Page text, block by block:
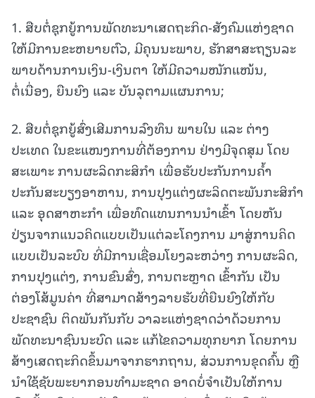
1. ສືບຕໍ່ຊຸກຍູ້ການພັດທະນາເສດຖະກິດ-ສັງຄົມແຫ່ງຊາດ
ໃຫ້ມີການຂະຫຍາຍຕົວ, ມີຄຸນນະພາບ, ຮັກສາສະຖຽນລະ
ພາບດ້ານການເງິນ-ເງິນຕາ ໃຫ້ມີຄວາມໜັກແໜ້ນ,
ຕໍ່ເນື່ອງ, ຍືນຍົງ ແລະ ບັນລຸຕາມແຜນການ;
2. ສືບຕໍ່ຊຸກຍູ້ສົ່ງເສີມການລົງທຶນ ພາຍໃນ ແລະ ຕ່າງ
ປະເທດ ໃນຂະແໜງການທີ່ຕ້ອງການ ຢ່າງມີຈຸດສຸມ ໂດຍ
ສະເພາະ ການຜະລິດກະສິກຳ ເພື່ອຮັບປະກັນການຄໍ້າ
ປະກັນສະບຽງອາຫານ, ການປຸງແຕ່ງຜະລິດຕະພັນກະສິກຳ
ແລະ ອຸດສາຫະກຳ ເພື່ອທົດແທນການນໍາເຂົ້າ ໂດຍຫັນ
ປ່ຽນຈາກແນວຄິດແບບເປັນແຕ່ລະໂຄງການ ມາສູ່ການຄິດ
ແບບເປັນລະບົບ ທີ່ມີການເຊື່ອມໂຍງລະຫວ່າງ ການຜະລິດ,
ການປຸງແຕ່ງ, ການຂົນສົ່ງ, ການຕະຫຼາດ ເຂົ້າກັນ ເປັນ
ຕ່ອງໂສ້ມູນຄ່າ ທີ່ສາມາດສ້າງລາຍຮັບທີ່ຍືນຍົງໃຫ້ກັບ
ປະຊາຊົນ ຕິດພັນກັນກັບ ວາລະແຫ່ງຊາດວ່າດ້ວຍການ
ພັດທະນາຊົນນະບົດ ແລະ ແກ້ໄຂຄວາມທຸກຍາກ ໂດຍການ
ສ້າງເສດຖະກິດຂຶ້ນມາຈາກຮາກຖານ, ສ່ວນການຂຸດຄົ້ນ ຫຼື
ນໍາໃຊ້ຊັບພະຍາກອນທຳມະຊາດ ອາດບໍ່ຈຳເປັນໃຫ້ການ